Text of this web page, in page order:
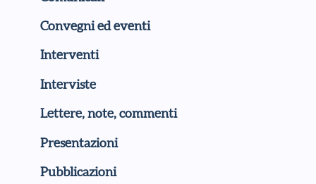
Convegni ed eventi
Interventi
Interviste
Lettere, note, commenti
Presentazioni
Pubblicazioni